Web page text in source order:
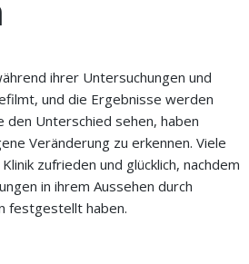
ihrer Untersuchungen und
und die Ergebnisse werden
Unterschied sehen, haben
Veränderung zu erkennen. Viele
zufrieden und glücklich, nachdem
in ihrem Aussehen durch
festgestellt haben.